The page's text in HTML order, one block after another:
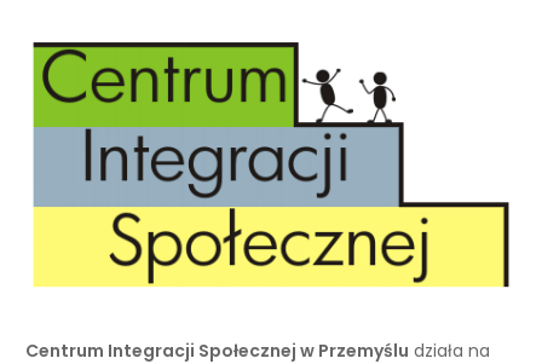
Centrum Integracji Społecznejw Przemyślu działa na